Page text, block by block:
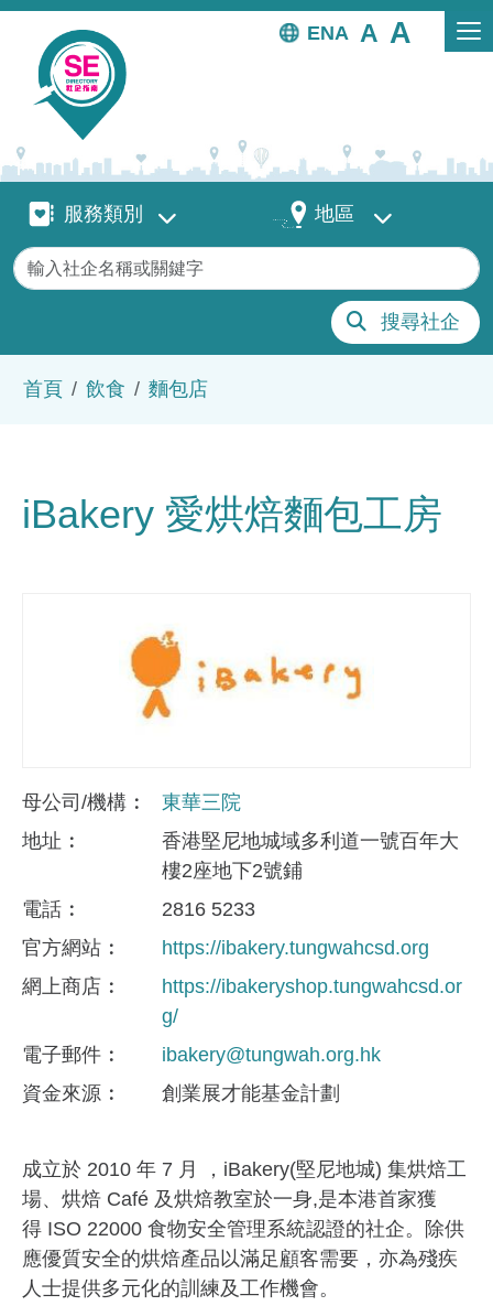
移至主內容
EN
服務類別服務類別 地區 地區
關鍵字
搜尋社企
首頁 飲食 麵包店
iBakery 愛烘焙麵包工房
母公司/機構
東華三院
地址
香港堅尼地城域多利道一號百年大
樓2座地下2號鋪
電話
2816 5233
官方網站
https://ibakery.tungwahcsd.org
網上商店
https://ibakeryshop.tungwahcsd.or
g/
電子郵件
ibakery@tungwah.org.hk
資金來​源
創業展才能基金計劃
成立於 2010 年 7 月 ，iBakery(堅尼地城) 集烘焙工
場、烘焙 Café 及烘焙教室於一身,是本港首家獲
得 ISO 22000 食物安全管理系統認證的社企。除供
應優質安全的烘焙產品以滿足顧客需要，亦為殘疾
人士提供多元化的訓練及工作機會。